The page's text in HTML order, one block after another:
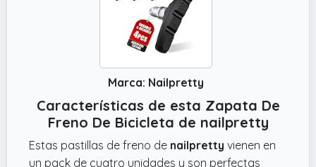
Marca: Nailpretty
Características de esta Zapata De
Freno De Bicicleta de nailpretty
Estas pastillas de freno de nailpretty vienen en
un pack de cuatro unidades y son perfectas